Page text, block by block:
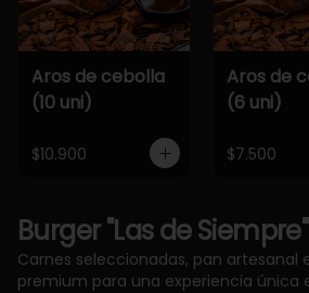
Aros de cebolla
(10 uni)
$10.900
Aros de
(6 uni)
$7.500
Burger "Las de Siempre"
Carnes seleccionadas, pan artesanal
premium para una experiencia única